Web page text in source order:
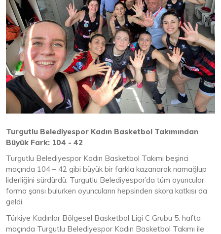
Turgutlu Belediyespor Kadın Basketbol Takımından
Büyük Fark: 104 - 42
Turgutlu Belediyespor Kadın Basketbol Takımı beşinci
maçında 104 – 42 gibi büyük bir farkla kazanarak namağlup
liderliğini sürdürdü. Turgutlu Belediyespor’da tüm oyuncular
forma şansı bulurken oyuncuların hepsinden skora katkısı da
geldi.
Türkiye Kadınlar Bölgesel Basketbol Ligi C Grubu 5. hafta
maçında Turgutlu Belediyespor Kadın Basketbol Takımı ile